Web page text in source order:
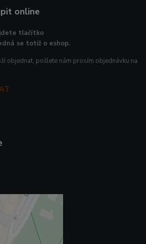
online
tlačítko
se totiž o eshop.
objednat, pošlete nám prosím objednávku na